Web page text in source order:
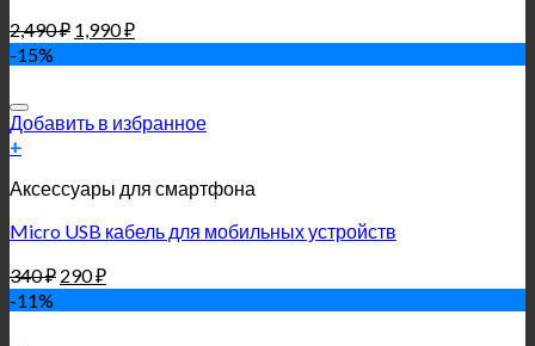
2,490₽ 1,990₽
-15%
Добавить в избранное
+
Аксессуары для смартфона
Micro USB кабель для мобильных устройств
340₽ 290₽
-11%